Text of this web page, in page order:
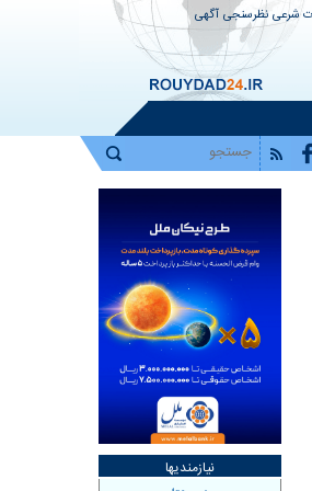
شرعی نظرسنجی آگهی
نیازمندیها